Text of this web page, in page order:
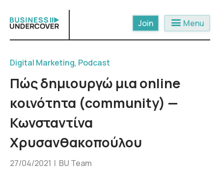
content
menu Menu
Digital Marketing, Podcast
Πώς δημιουργώ μια online
κοινότητα (community) —
Κωνσταντίνα
Χρυσανθακοπούλου
27/04/2021 | BU Team